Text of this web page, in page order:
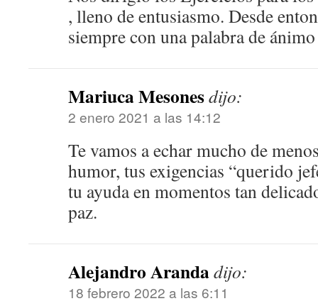
, lleno de entusiasmo. Desde
siempre con una palabra de
Mariuca Mesonesdijo:
2 enero 2021 a las 14:12
Te vamos a echar mucho de
humor, tus exigencias “querido
tu ayuda en momentos tan
paz.
Alejandro Arandadijo:
18 febrero 2022 a las 6:11